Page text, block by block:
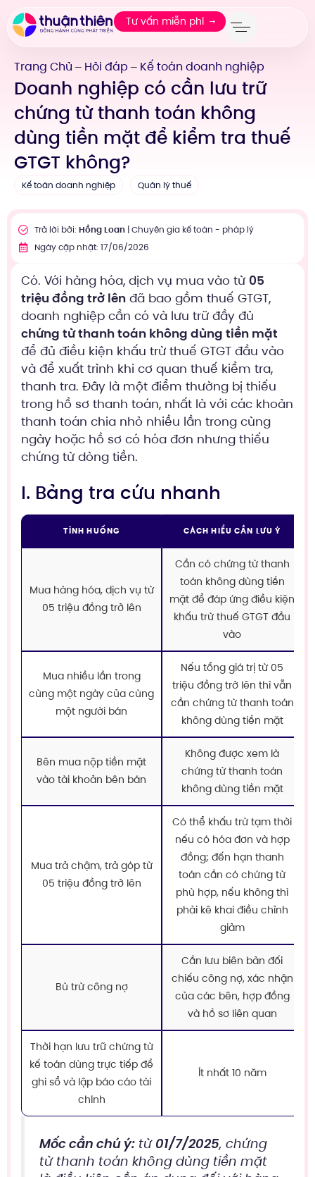
Tư vấn miễn phí
Trang Chủ — Hỏi đáp — Kế toán doanh nghiệp
Doanh nghiệp có cần lưu trữ
chứng từ thanh toán không
dùng tiền mặt để kiểm tra thuế
GTGT không?
Kế toán doanh nghiệp Quản lý thuế
Trả lời bởi: Hồng Loan| Chuyên gia kế toán - pháp lý
Ngày cập nhật: 17/06/2026
Có. Với hàng hóa, dịch vụ mua vào từ 05
triệu đồng trở lên đã bao gồm thuế GTGT,
doanh nghiệp cần có và lưu trữ đầy đủ
chứng từ thanh toán không dùng tiền mặt
để đủ điều kiện khấu trừ thuế GTGT đầu vào
và để xuất trình khi cơ quan thuế kiểm tra,
thanh tra. Đây là một điểm thường bị thiếu
trong hồ sơ thanh toán, nhất là với các khoản
thanh toán chia nhỏ nhiều lần trong cùng
ngày hoặc hồ sơ có hóa đơn nhưng thiếu
chứng từ dòng tiền.
I. Bảng tra cứu nhanh
TÌNH HUỐNG CÁCH HIỂU CẦN LƯU Ý
Mua hàng hóa, dịch vụ từ
05 triệu đồng trở lên
Cần có chứng từ thanh
toán không dùng tiền
mặt để đáp ứng điều kiện
khấu trừ thuế GTGT đầu
vào
Mua nhiều lần trong
cùng một ngày của cùng
một người bán
Nếu tổng giá trị từ 05
triệu đồng trở lên thì vẫn
cần chứng từ thanh toán
không dùng tiền mặt
Bên mua nộp tiền mặt
vào tài khoản bên bán
Không được xem là
chứng từ thanh toán
không dùng tiền mặt
Mua trả chậm, trả góp từ
05 triệu đồng trở lên
Có thể khấu trừ tạm thời
nếu có hóa đơn và hợp
đồng; đến hạn thanh
toán cần có chứng từ
phù hợp, nếu không thì
phải kê khai điều chỉnh
giảm
Bù trừ công nợ
Cần lưu biên bản đối
chiếu công nợ, xác nhận
của các bên, hợp đồng
và hồ sơ liên quan
Thời hạn lưu trữ chứng từ
kế toán dùng trực tiếp để
ghi sổ và lập báo cáo tài
chính
Ít nhất 10 năm
Mốc cần chú ý:từ 01/7/2025, chứng
từ thanh toán không dùng tiền mặt